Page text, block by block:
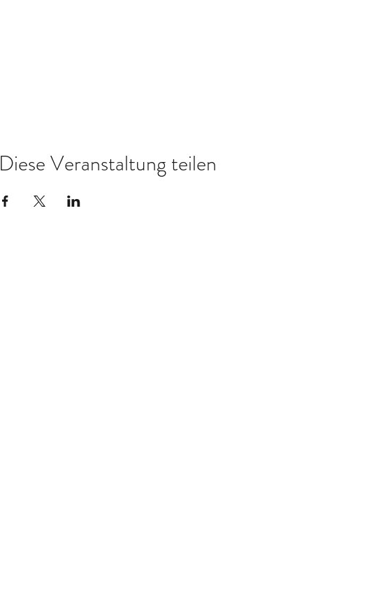
Diese Veranstaltung teilen